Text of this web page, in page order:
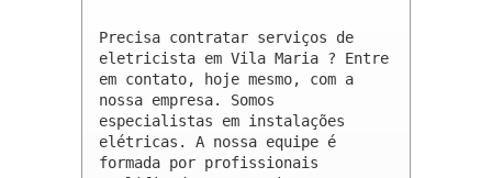
Precisa contratar serviços de
eletricista em Vila Maria ? Entre
em contato, hoje mesmo, com a
nossa empresa. Somos
especialistas em instalações
elétricas. A nossa equipe é
formada por profissionais